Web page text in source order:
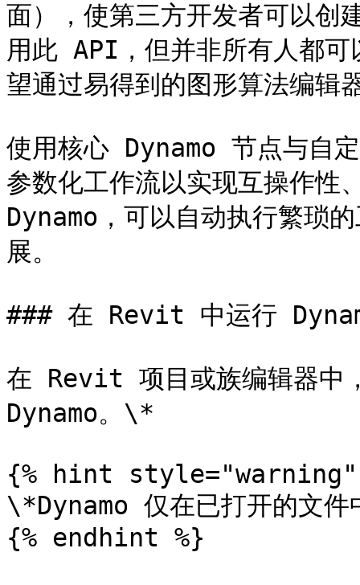
面），使第三方开发者可以创
用此 API，但并非所有人都可
望通过易得到的图形算法编
使用核心 Dynamo 节点与自
参数化工作流以实现互操作性
Dynamo，可以自动执行繁琐
展。
### 在 Revit 中运行
在 Revit 项目或族编辑器中
Dynamo。\*
{% hint style="warning"
\*Dynamo 仅在已打开的文件
{% endhint %}